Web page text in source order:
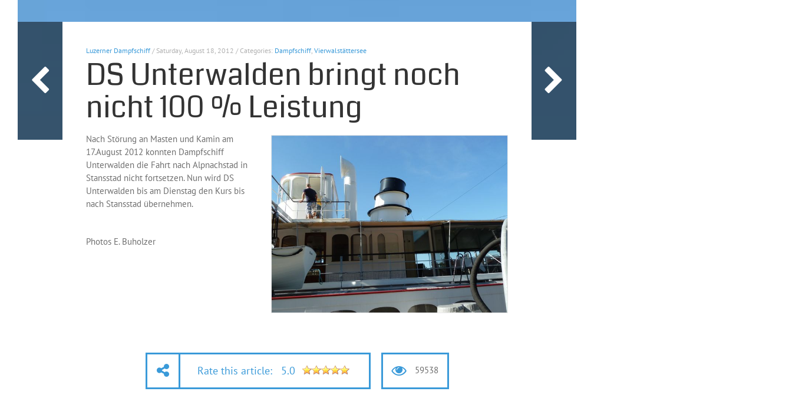
Luzerner Dampfschiff/ Saturday, August 18, 2012 / Categories: Dampfschiff, Vierwalstättersee
DS Unterwalden bringt noch
nicht 100 % Leistung
Nach Störung an Masten und Kamin am
17.August 2012 konnten Dampfschiff
Unterwalden die Fahrt nach Alpnachstad in
Stansstad nicht fortsetzen. Nun wird DS
Unterwalden bis am Dienstag den Kurs bis
nach Stansstad übernehmen.
Photos E. Buholzer
Rate this article: 5.0 59538